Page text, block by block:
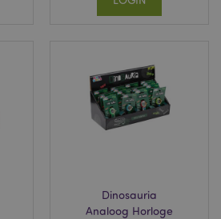
Dinosauria
Analoog Horloge